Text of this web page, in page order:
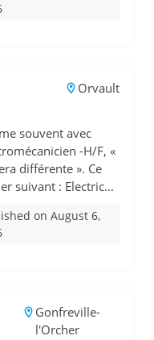
Orvault
souvent avec
-H/F, «
différente ». Ce
suivant : Electric...
on August 6,
Gonfreville-
l'Orcher